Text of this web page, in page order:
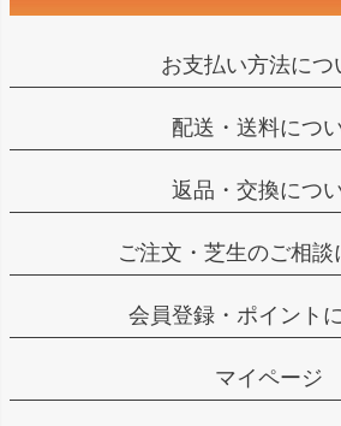
お支払い方法につ
配送・送料につ
返品・交換につ
ご注文・芝生のご相談
会員登録・ポイント
マイページ